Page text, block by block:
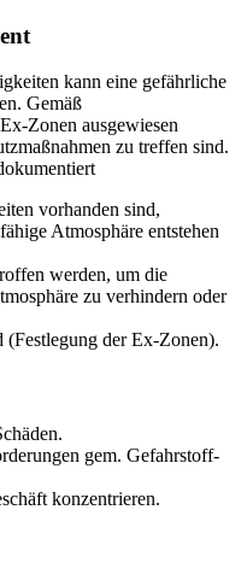
kann eine gefährliche
Gemäß
Zonen ausgewiesen
zu treffen sind.
vorhanden sind,
Atmosphäre entstehen
werden, um die
zu verhindern oder
(Festlegung der Ex-Zonen).
gem. Gefahrstoff-
konzentrieren.